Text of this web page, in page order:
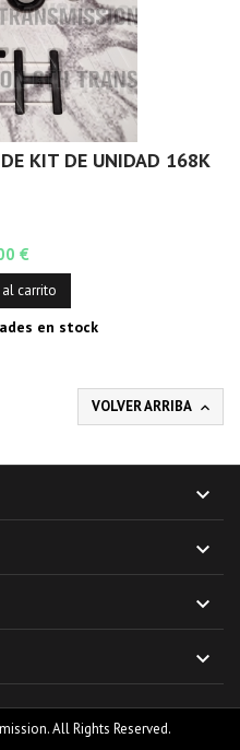
KIT DE UNIDAD 168K
€
carrito
en stock
VOLVER ARRIBA 




All Rights Reserved.